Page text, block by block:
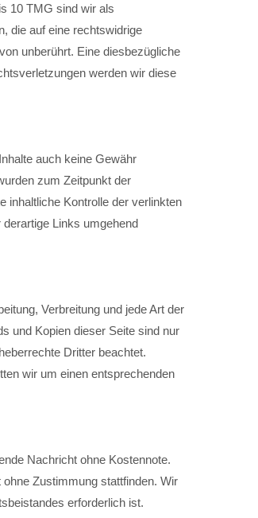
felis, ultricies nec.
10 TMG sind wir als
die auf eine rechtswidrige
unberührt. Eine diesbezügliche
werden wir diese
auch keine Gewähr
zum Zeitpunkt der
inhaltliche Kontrolle der verlinkten
Links umgehend
Verbreitung und jede Art der
und Kopien dieser Seite sind nur
Dritter beachtet.
wir um einen entsprechenden
Nachricht ohne Kostennote.
Zustimmung stattfinden. Wir
erforderlich ist.